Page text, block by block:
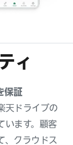
ィ
保証
天ドライブの
います。顧客
、クラウドス